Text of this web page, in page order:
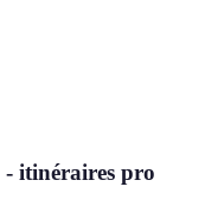
- itinéraires pro